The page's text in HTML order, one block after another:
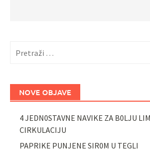
NOVE OBJAVE
4 JEDN0STAVNE NAVIKE ZA B0LJU
CIRKULACIJU
PAPRIKE PUNJENE SIR0M U TEGLI